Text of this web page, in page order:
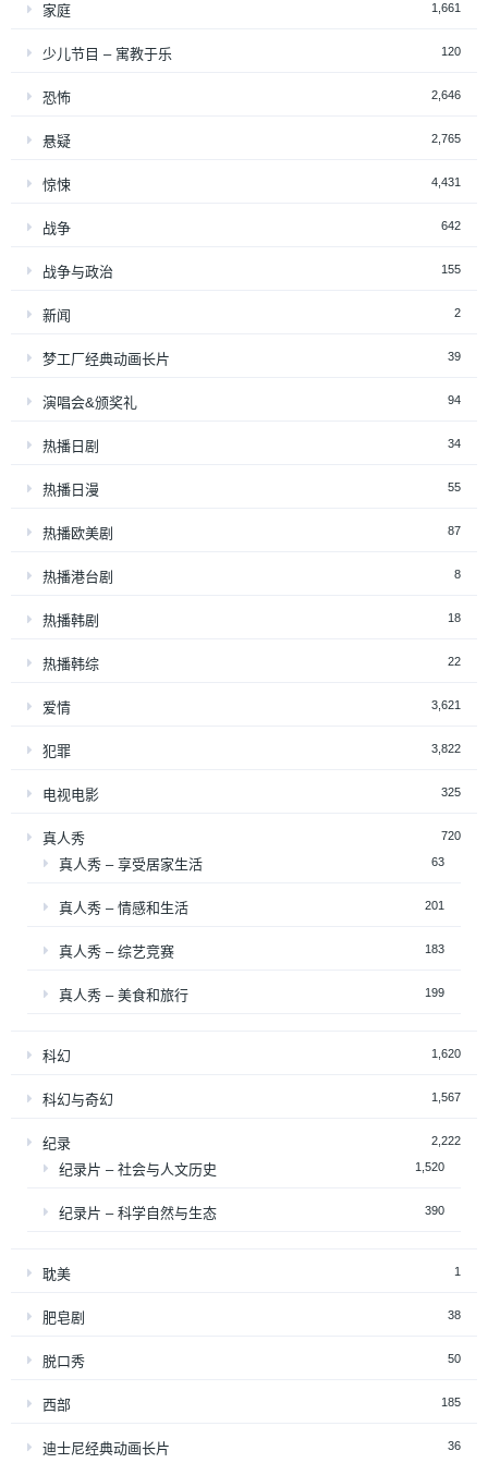
家庭 1,661
少儿节目 – 寓教于乐 120
恐怖 2,646
悬疑 2,765
惊悚 4,431
战争 642
战争与政治 155
新闻 2
梦工厂经典动画长片 39
演唱会&颁奖礼 94
热播日剧 34
热播日漫 55
热播欧美剧 87
热播港台剧 8
热播韩剧 18
热播韩综 22
爱情 3,621
犯罪 3,822
电视电影 325
真人秀 720
真人秀 – 享受居家生活 63
真人秀 – 情感和生活 201
真人秀 – 综艺竞赛 183
真人秀 – 美食和旅行 199
科幻 1,620
科幻与奇幻 1,567
纪录 2,222
纪录片 – 社会与人文历史 1,520
纪录片 – 科学自然与生态 390
耽美 1
肥皂剧 38
脱口秀 50
西部 185
迪士尼经典动画长片 36